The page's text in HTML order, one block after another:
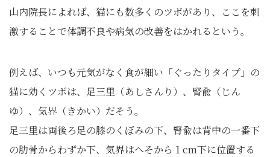
山内院長によれば、猫にも数多くのツボがあり、ここを刺
激することで体調不良や病気の改善をはかれるという。
例えば、いつも元気がなく食が細い「ぐったりタイプ」の
猫に効くツボは、足三里（あしさんり）、腎兪（じん
ゆ）、気界（きかい）だそう。
足三里は両後ろ足の膝のくぼみの下、腎兪は背中の一番下
の肋骨からわずか下、気界はへそから１cm下に位置する